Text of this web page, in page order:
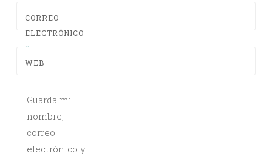
CORREO
ELECTRÓNICO
*
WEB
Guarda mi
nombre,
correo
electrónico y